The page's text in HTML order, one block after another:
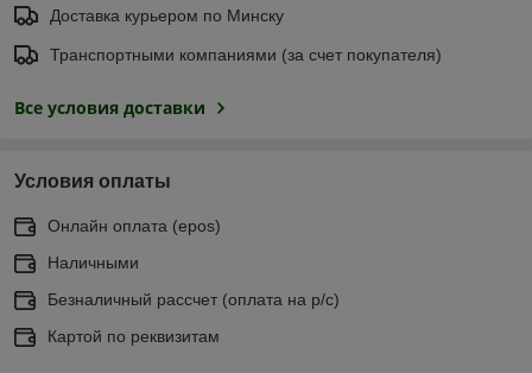
Доставка курьером по Минску
Транспортными компаниями (за счет покупателя)
Все условия доставки
Условия оплаты
Онлайн оплата (еpos)
Наличными
Безналичный рассчет (оплата на р/с)
Картой по реквизитам